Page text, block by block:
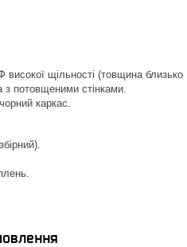
щільності (товщина
з потовщеними стінками.
каркас.